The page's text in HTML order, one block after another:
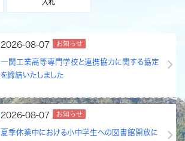
入札
2026-08-07 お知らせ
一関工業高等専門学校と連携協力に関する協定
を締結いたしました
2026-08-07 お知らせ
夏季休業中における小中学生への図書館開放に